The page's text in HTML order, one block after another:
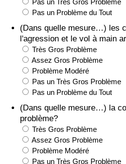
Pas un Problème du Tout
(Dans quelle mesure…) les
l'agression et le vol à main
Très Gros Problème
Assez Gros Problème
Problème Modéré
Pas un Très Gros Problème
Pas un Problème du Tout
(Dans quelle mesure…) la
problème?
Très Gros Problème
Assez Gros Problème
Problème Modéré
Pas un Très Gros Problème